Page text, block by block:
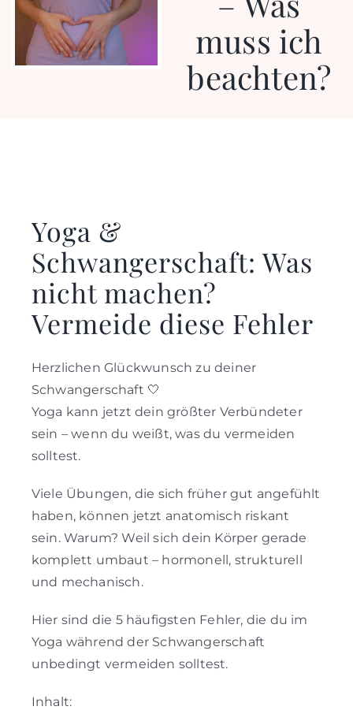
muss ich
beachten?
Yoga &
Schwangerschaft: Was
nicht machen?
Vermeide diese Fehler
Herzlichen Glückwunsch zu deiner
Schwangerschaft 🤍
Yoga kann jetzt dein größter Verbündeter
sein – wenn du weißt, was du vermeiden
solltest.
Viele Übungen, die sich früher gut angefühlt
haben, können jetzt anatomisch riskant
sein. Warum? Weil sich dein Körper gerade
komplett umbaut – hormonell, strukturell
und mechanisch.
Hier sind die 5 häufigsten Fehler, die du im
Yoga während der Schwangerschaft
unbedingt vermeiden solltest.
Inhalt: